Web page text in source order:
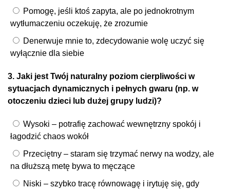
Pomogę, jeśli ktoś zapyta, ale po jednokrotnym
wytłumaczeniu oczekuję, że zrozumie
Denerwuje mnie to, zdecydowanie wolę uczyć się
wyłącznie dla siebie
3. Jaki jest Twój naturalny poziom cierpliwości w
sytuacjach dynamicznych i pełnych gwaru (np. w
otoczeniu dzieci lub dużej grupy ludzi)?
Wysoki – potrafię zachować wewnętrzny spokój i
łagodzić chaos wokół
Przeciętny – staram się trzymać nerwy na wodzy, ale
na dłuższą metę bywa to męczące
Niski – szybko tracę równowagę i irytuję się, gdy